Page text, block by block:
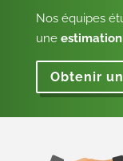
Nos équipes
une
Obtenir